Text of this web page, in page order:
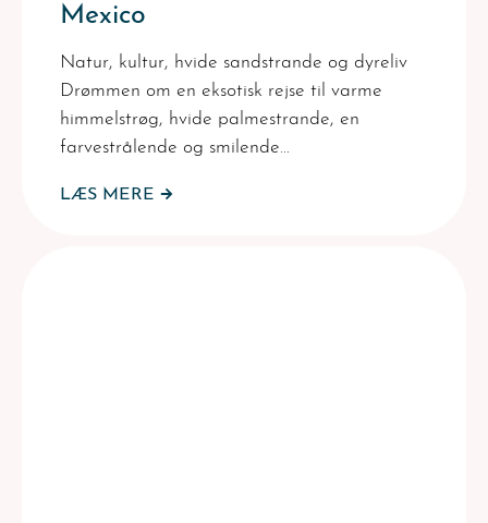
Mexico
Natur, kultur, hvide sandstrande og dyreliv
Drømmen om en eksotisk rejse til varme
himmelstrøg, hvide palmestrande, en
farvestrålende og smilende…
LÆS MERE